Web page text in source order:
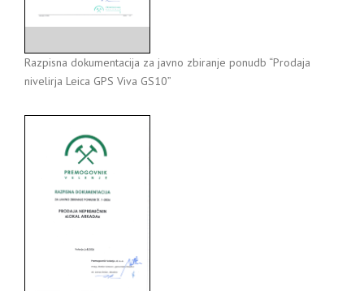
Razpisna dokumentacija za javno zbiranje ponudb “Prodaja
nivelirja Leica GPS Viva GS10”